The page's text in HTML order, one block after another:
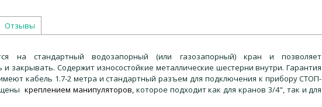
Отзывы
на стандартный водозапорный (или газозапорный) кран и позволяет
и закрывать. Содержит износостойкие металлические шестерни внутри. Гарантия
кабель 1.7-2 метра и стандартный разъем для подключения к прибору СТОП-
креплением манипуляторов, которое подходит как для кранов 3/4", так и для